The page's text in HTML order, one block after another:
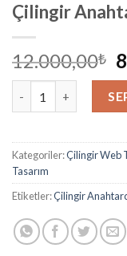
Çilingir
12.000,00₺
Kategoriler:Çilingir Web
Tasarım
Etiketler:Çilingir